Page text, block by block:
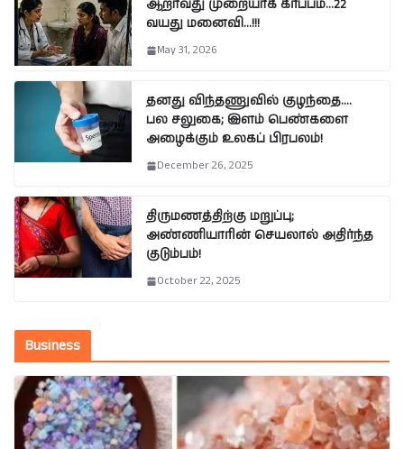
ஆறாவது முறையாக கர்ப்பம்…22
வயது மனைவி…!!!
May 31, 2026
தனது விந்தணுவில் குழந்தை….
பல சலுகை; இளம் பெண்களை
அழைக்கும் உலகப் பிரபலம்!
December 26, 2025
திருமணத்திற்கு மறுப்பு;
அண்ணியாரின் செயலால் அதிர்ந்த
குடும்பம்!
October 22, 2025
Business